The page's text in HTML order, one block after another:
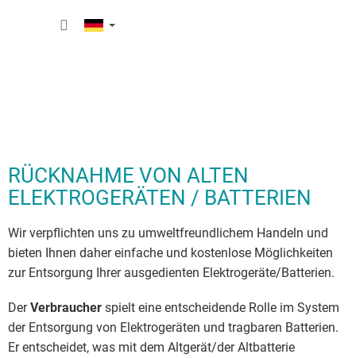
RÜCKNAHME VON ALTEN
ELEKTROGERÄTEN / BATTERIEN
Wir verpflichten uns zu umweltfreundlichem Handeln und
bieten Ihnen daher einfache und kostenlose Möglichkeiten
zur Entsorgung Ihrer ausgedienten Elektrogeräte/Batterien.
DerVerbraucher spielt eine entscheidende Rolle im System
der Entsorgung von Elektrogeräten und tragbaren Batterien.
Er entscheidet, was mit dem Altgerät/der Altbatterie